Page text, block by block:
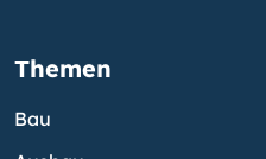
Themen
Bau